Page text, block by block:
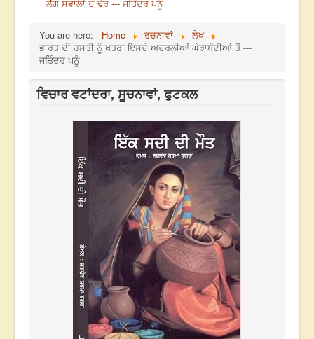
ਲੱਗੇ ਸਵਾਲਾਂ ਦੇ ਢੇਰ --- ਜਤਿੰਦਰ ਪਨੂੰ
You are here: Home ਰਚਨਾਵਾਂ
ਲੇਖ
ਭਾਰਤ ਦੀ ਹਸਤੀ ਨੂੰ ਖਤਰਾ ਇਸਦੇ ਅੰਦਰਲੀਆਂ ਘੇਰਾਬੰਦੀਆਂ ਤੋਂ ---
ਜਤਿੰਦਰ ਪਨੂੰ
ਵਿਚਾਰ ਵਟਾਂਦਰਾ, ਸੂਚਨਾਵਾਂ, ਫੁਟਕਲ